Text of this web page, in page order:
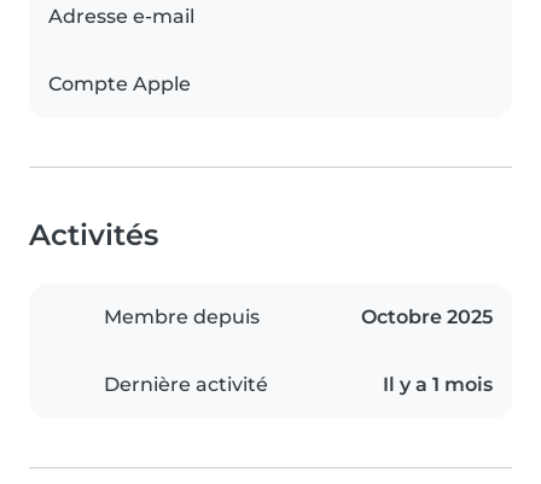
Adresse e-mail
Compte Apple
Activités
Membre depuis Octobre 2025
Dernière activité Il y a 1 mois